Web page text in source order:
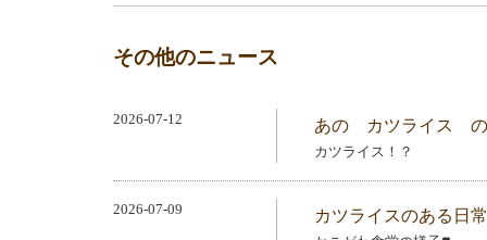
その他のニュース
2026-07-12 あの カツライス
カツライス！？
2026-07-09 カツライスのある日常